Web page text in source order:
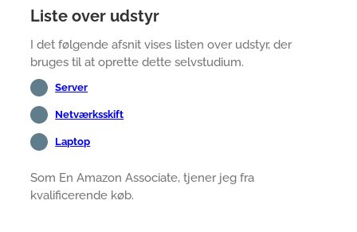
Liste over udstyr
I det følgende afsnit vises listen over udstyr, der
bruges til at oprette dette selvstudium.
Server
Netværksskift
Laptop
Som En Amazon Associate, tjener jeg fra
kvalificerende køb.